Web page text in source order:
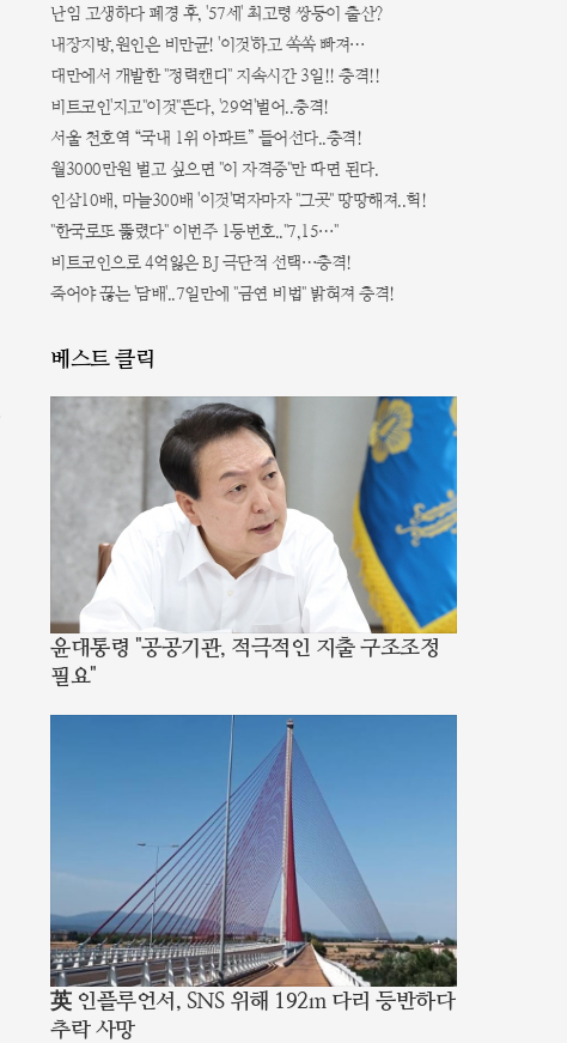
난임 고생하다 폐경 후, '57세' 최고령 쌍둥이 출산?
내장지방,원인은 비만균! '이것'하고 쏙쏙 빠져…
대만에서 개발한 "정력캔디" 지속시간 3일!! 충격!!
비트코인'지고"이것"뜬다, '29억'벌어..충격!
서울 천호역 “국내 1위 아파트” 들어선다..충격!
월3000만원 벌고 싶으면 "이 자격증"만 따면 된다.
인삼10배, 마늘300배 '이것'먹자마자 "그곳" 땅땅해져..헉!
"한국로또 뚫렸다" 이번주 1등번호.."7,15…"
비트코인으로 4억잃은 BJ 극단적 선택…충격!
죽어야 끊는 '담배'..7일만에 "금연 비법" 밝혀져 충격!
베스트 클릭
윤대통령 "공공기관, 적극적인 지출 구조조정
필요"
英 인플루언서, SNS 위해 192m 다리 등반하다
추락 사망